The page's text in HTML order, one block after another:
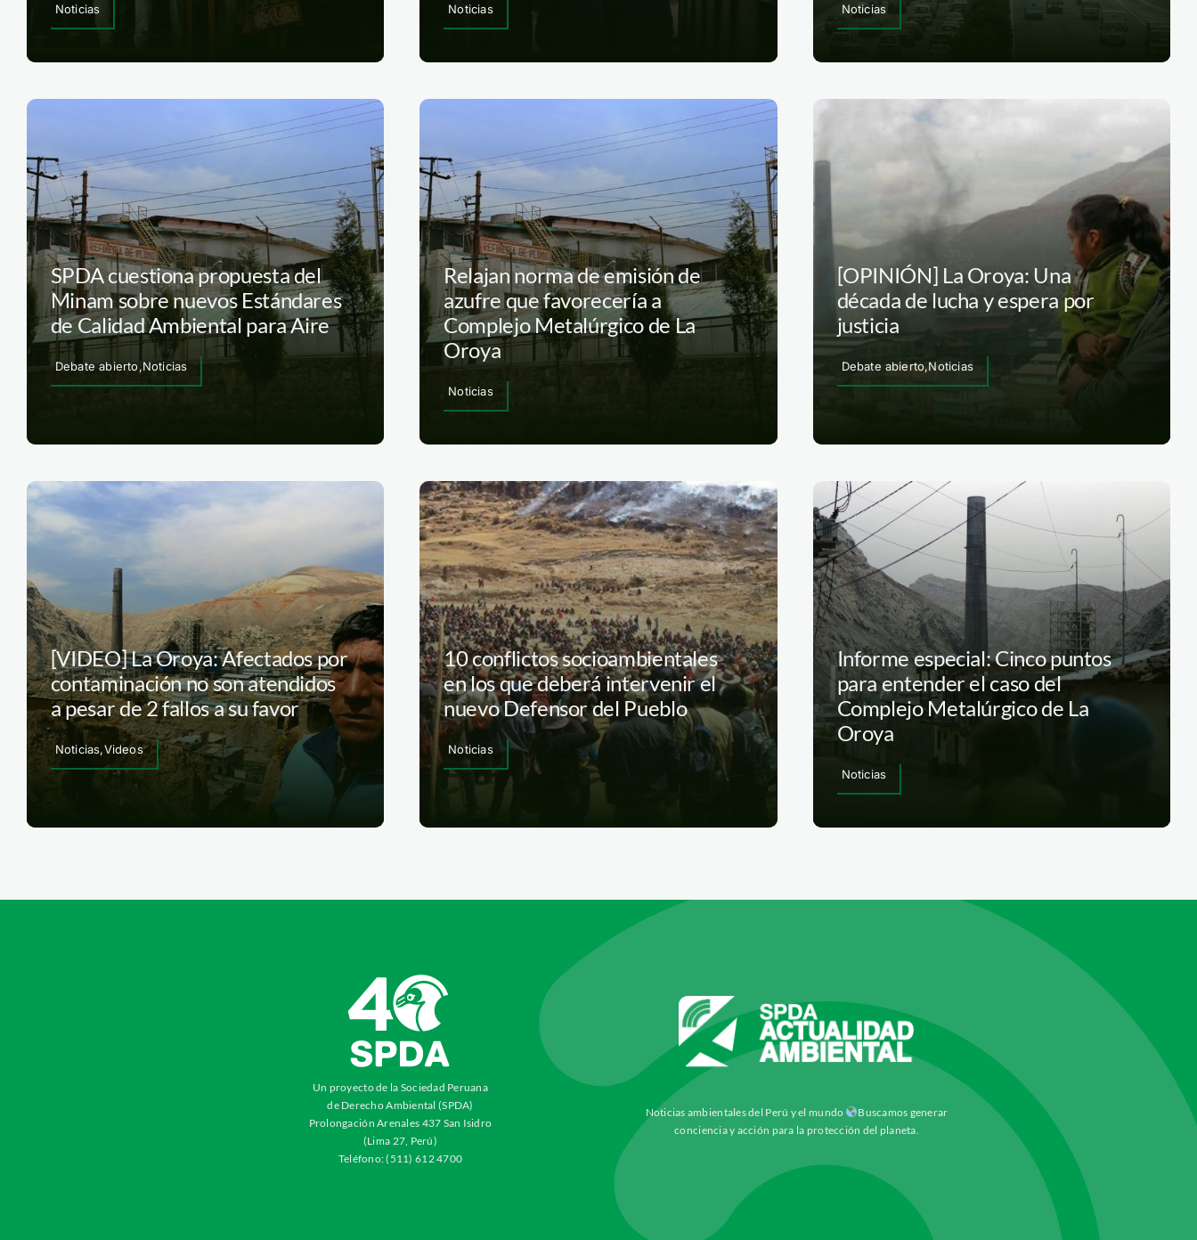
Noticias Noticias Noticias
SPDA cuestiona propuesta del
Minam sobre nuevos Estándares
de Calidad Ambiental para Aire
Debate abierto,Noticias
Relajan norma de emisión de
azufre que favorecería a
Complejo Metalúrgico de La
Oroya
Noticias
[OPINIÓN] La Oroya: Una
década de lucha y espera por
justicia
Debate abierto,Noticias
[VIDEO] La Oroya: Afectados por
contaminación no son atendidos
a pesar de 2 fallos a su favor
Noticias,Videos
10 conflictos socioambientales
en los que deberá intervenir el
nuevo Defensor del Pueblo
Noticias
Informe especial: Cinco puntos
para entender el caso del
Complejo Metalúrgico de La
Oroya
Noticias
Un proyecto de la Sociedad Peruana
de Derecho Ambiental (SPDA)
Prolongación Arenales 437 San Isidro
(Lima 27, Perú)
Teléfono: (511) 612 4700
Noticias ambientales del Perú y el mundo
Buscamos generar
conciencia y acción para la protección del planeta.